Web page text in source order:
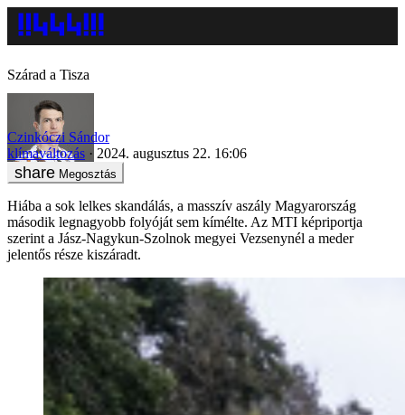
Szárad a Tisza
Czinkóczi Sándor
klímaváltozás
2024. augusztus 22. 16:06
Megosztás
Hiába a sok lelkes skandálás, a masszív aszály Magyarország
második legnagyobb folyóját sem kímélte. Az MTI képriportja
szerint a Jász-Nagykun-Szolnok megyei Vezsenynél a meder
jelentős része kiszáradt.